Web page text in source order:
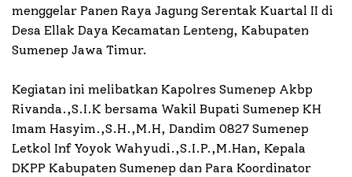
menggelar Panen Raya Jagung Serentak Kuartal II di
Desa Ellak Daya Kecamatan Lenteng, Kabupaten
Sumenep Jawa Timur.
Kegiatan ini melibatkan Kapolres Sumenep Akbp
Rivanda.,S.I.K bersama Wakil Bupati Sumenep KH
Imam Hasyim.,S.H.,M.H, Dandim 0827 Sumenep
Letkol Inf Yoyok Wahyudi.,S.I.P.,M.Han, Kepala
DKPP Kabupaten Sumenep dan Para Koordinator